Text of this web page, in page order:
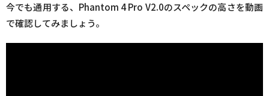
今でも通用する、Phantom 4 Pro V2.0のスペックの高さを動画
で確認してみましょう。